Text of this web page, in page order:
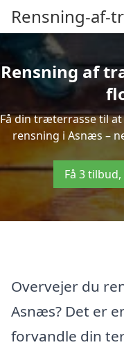
Rensning-af-
Rensning af
Få din træterrasse til
rensning i Asnæs –
Få 3
Overvejer du
Asnæs? Det er
forvandle din